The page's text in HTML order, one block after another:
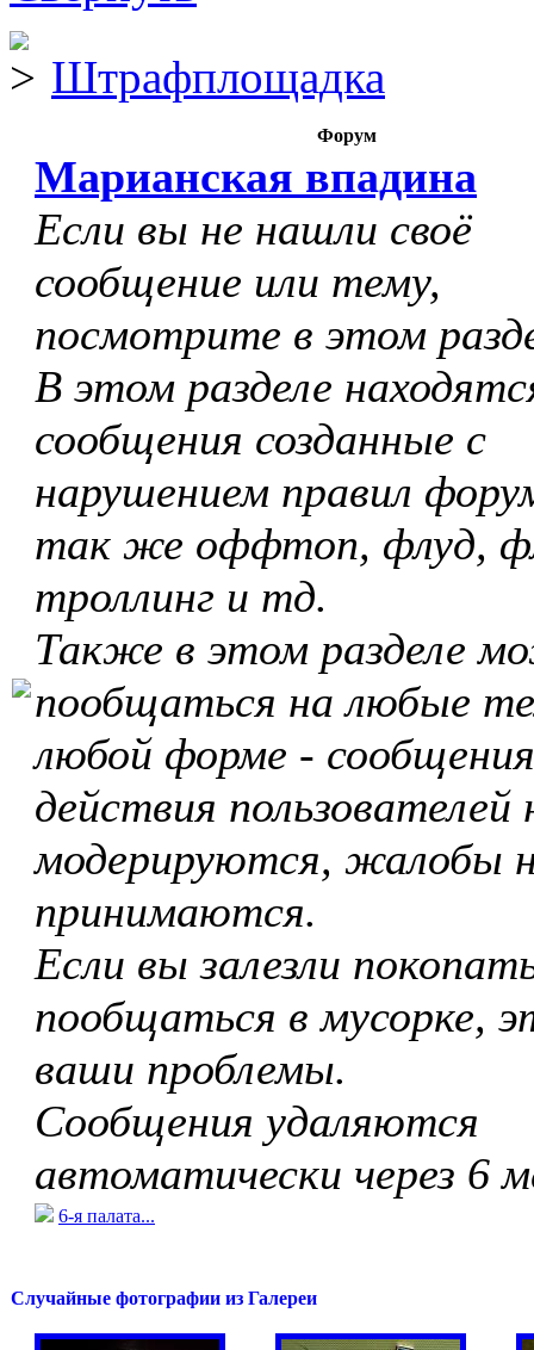
Штрафплощадка
Форум
Марианская впадина
Если вы не нашли своё
сообщение или тему,
посмотрите в этом
В этом разделе
сообщения созданные с
нарушением правил
так же оффтоп, флуд,
троллинг и тд.
Также в этом разделе
пообщаться на любые
любой форме -
действия пользователей
модерируются, жалобы
принимаются.
Если вы залезли
пообщаться в мусорке,
ваши проблемы.
Сообщения удаляются
автоматически через 6
6-я палата...
Случайные фотографии из Галереи